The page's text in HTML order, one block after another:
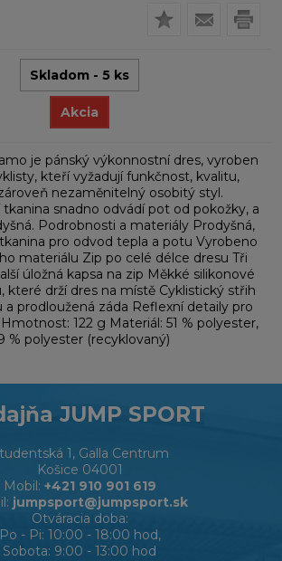
Skladom - 5 ks
Akcia
je pánský výkonnostní dres, vyroben
kteří vyžadují funkčnost, kvalitu,
nezaměnitelný osobitý styl.
tkanina snadno odvádí pot od pokožky, a
Podrobnosti a materiály Prodyšná,
pro odvod tepla a potu Vyrobeno
materiálu Zip po celé délce dresu Tři
úložná kapsa na zip Měkké silikonové
které drží dres na místě Cyklistický střih
a prodloužená záda Reflexní detaily pro
122 g Materiál: 51 % polyester,
% polyester (recyklovaný)
JUMP SPORT
1, Galla Centrum
Košice 04001
Mobil: +421 910 901 619
jumpsport@jumpsport.sk
Otváracia doba:
Po - Pi: 10:00 - 18:00 hod,
Sobota: 9:00 - 13:00 hod